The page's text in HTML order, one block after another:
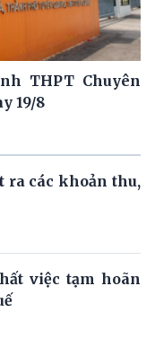
THPT Chuyên
19/8
ra các khoản thu,
việc tạm hoãn